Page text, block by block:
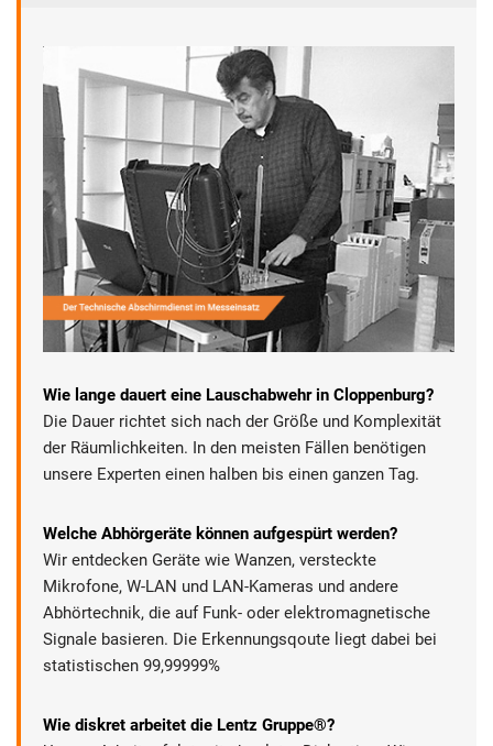
Wie lange dauert eine Lauschabwehr in Cloppenburg?
Die Dauer richtet sich nach der Größe und Komplexität
der Räumlichkeiten. In den meisten Fällen benötigen
unsere Experten einen halben bis einen ganzen Tag.
Welche Abhörgeräte können aufgespürt werden?
Wir entdecken Geräte wie Wanzen, versteckte
Mikrofone, W-LAN und LAN-Kameras und andere
Abhörtechnik, die auf Funk- oder elektromagnetische
Signale basieren. Die Erkennungsqoute liegt dabei bei
statistischen 99,99999%
Wie diskret arbeitet die Lentz Gruppe®?